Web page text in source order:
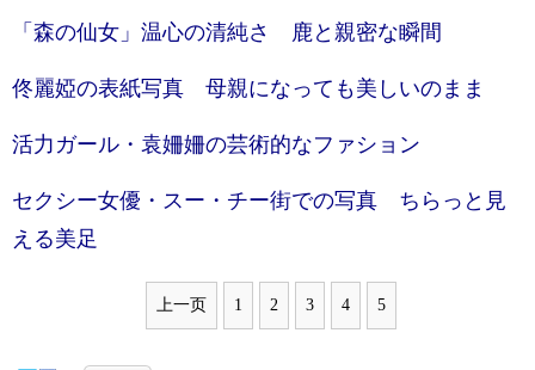
「森の仙女」温心の清純さ 鹿と親密な瞬間
佟麗婭の表紙写真 母親になっても美しいのまま
活力ガール・袁姍姍の芸術的なファション
セクシー女優・スー・チー街での写真 ちらっと見
える美足
上一页 1 2 3 4 5